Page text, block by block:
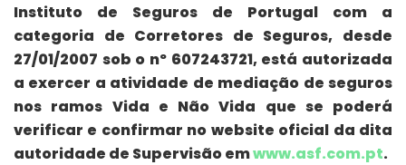
Instituto de Seguros de Portugal com a
categoria de Corretores de Seguros, desde
27/01/2007 sob o nº 607243721, está autorizada
a exercer a atividade de mediação de seguros
nos ramos Vida e Não Vida que se poderá
verificar e confirmar no website oficial da dita
autoridade de Supervisão emwww.asf.com.pt.